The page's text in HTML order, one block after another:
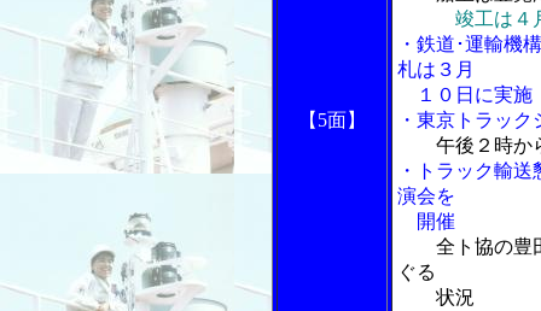
【5面】
竣工は４
・鉄道･運輸機
札は３月
１０日に実施
・東京トラッ
午後２時か
・トラック輸
演会を
開催
全ト協の豊
ぐる
状況